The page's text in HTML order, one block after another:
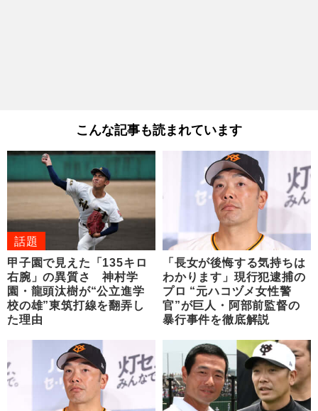
こんな記事も読まれています
話題
甲子園で見えた「135キロ
右腕」の異質さ 神村学
園・龍頭汰樹が“公立進学
校の雄”東筑打線を翻弄し
た理由
「長女が後悔する気持ちは
わかります」現行犯逮捕の
プロ “元ハコヅメ女性警
官”が巨人・阿部前監督の
暴行事件を徹底解説